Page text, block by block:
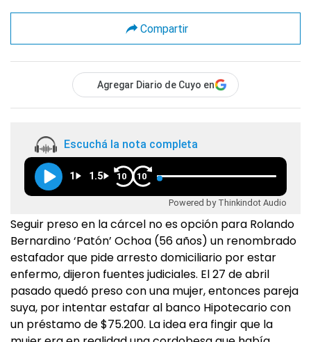
Compartir
Agregar Diario de Cuyo en
Escuchá la nota completa
1 1.5 10 10
Powered by Thinkindot Audio
Seguir preso en la cárcel no es opción para Rolando
Bernardino ‘Patón’ Ochoa (56 años) un renombrado
estafador que pide arresto domiciliario por estar
enfermo, dijeron fuentes judiciales. El 27 de abril
pasado quedó preso con una mujer, entonces pareja
suya, por intentar estafar al banco Hipotecario con
un préstamo de $75.200. La idea era fingir que la